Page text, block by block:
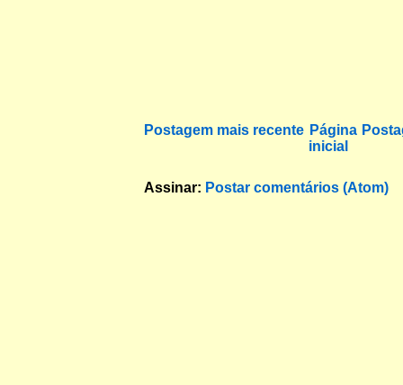
Postagem mais recente Página
inicial
Assinar: Postar comentários (Atom)